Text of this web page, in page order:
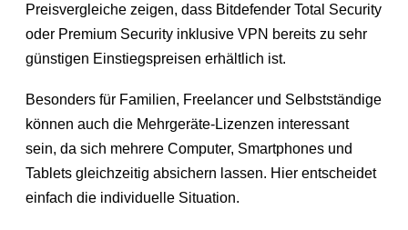
Preisvergleiche zeigen, dass Bitdefender Total Security
oder Premium Security inklusive VPN bereits zu sehr
günstigen Einstiegspreisen erhältlich ist.
Besonders für Familien, Freelancer und Selbstständige
können auch die Mehrgeräte-Lizenzen interessant
sein, da sich mehrere Computer, Smartphones und
Tablets gleichzeitig absichern lassen. Hier entscheidet
einfach die individuelle Situation.